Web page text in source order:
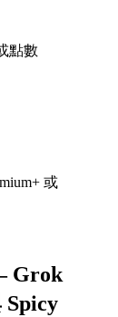
點數
或
Grok
Spicy